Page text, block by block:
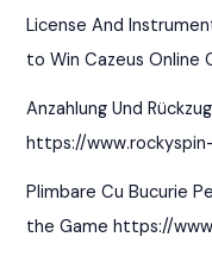
License And
to Win Cazeus Online
Anzahlung Und
https://
Plimbare Cu Bucurie
the Game https://